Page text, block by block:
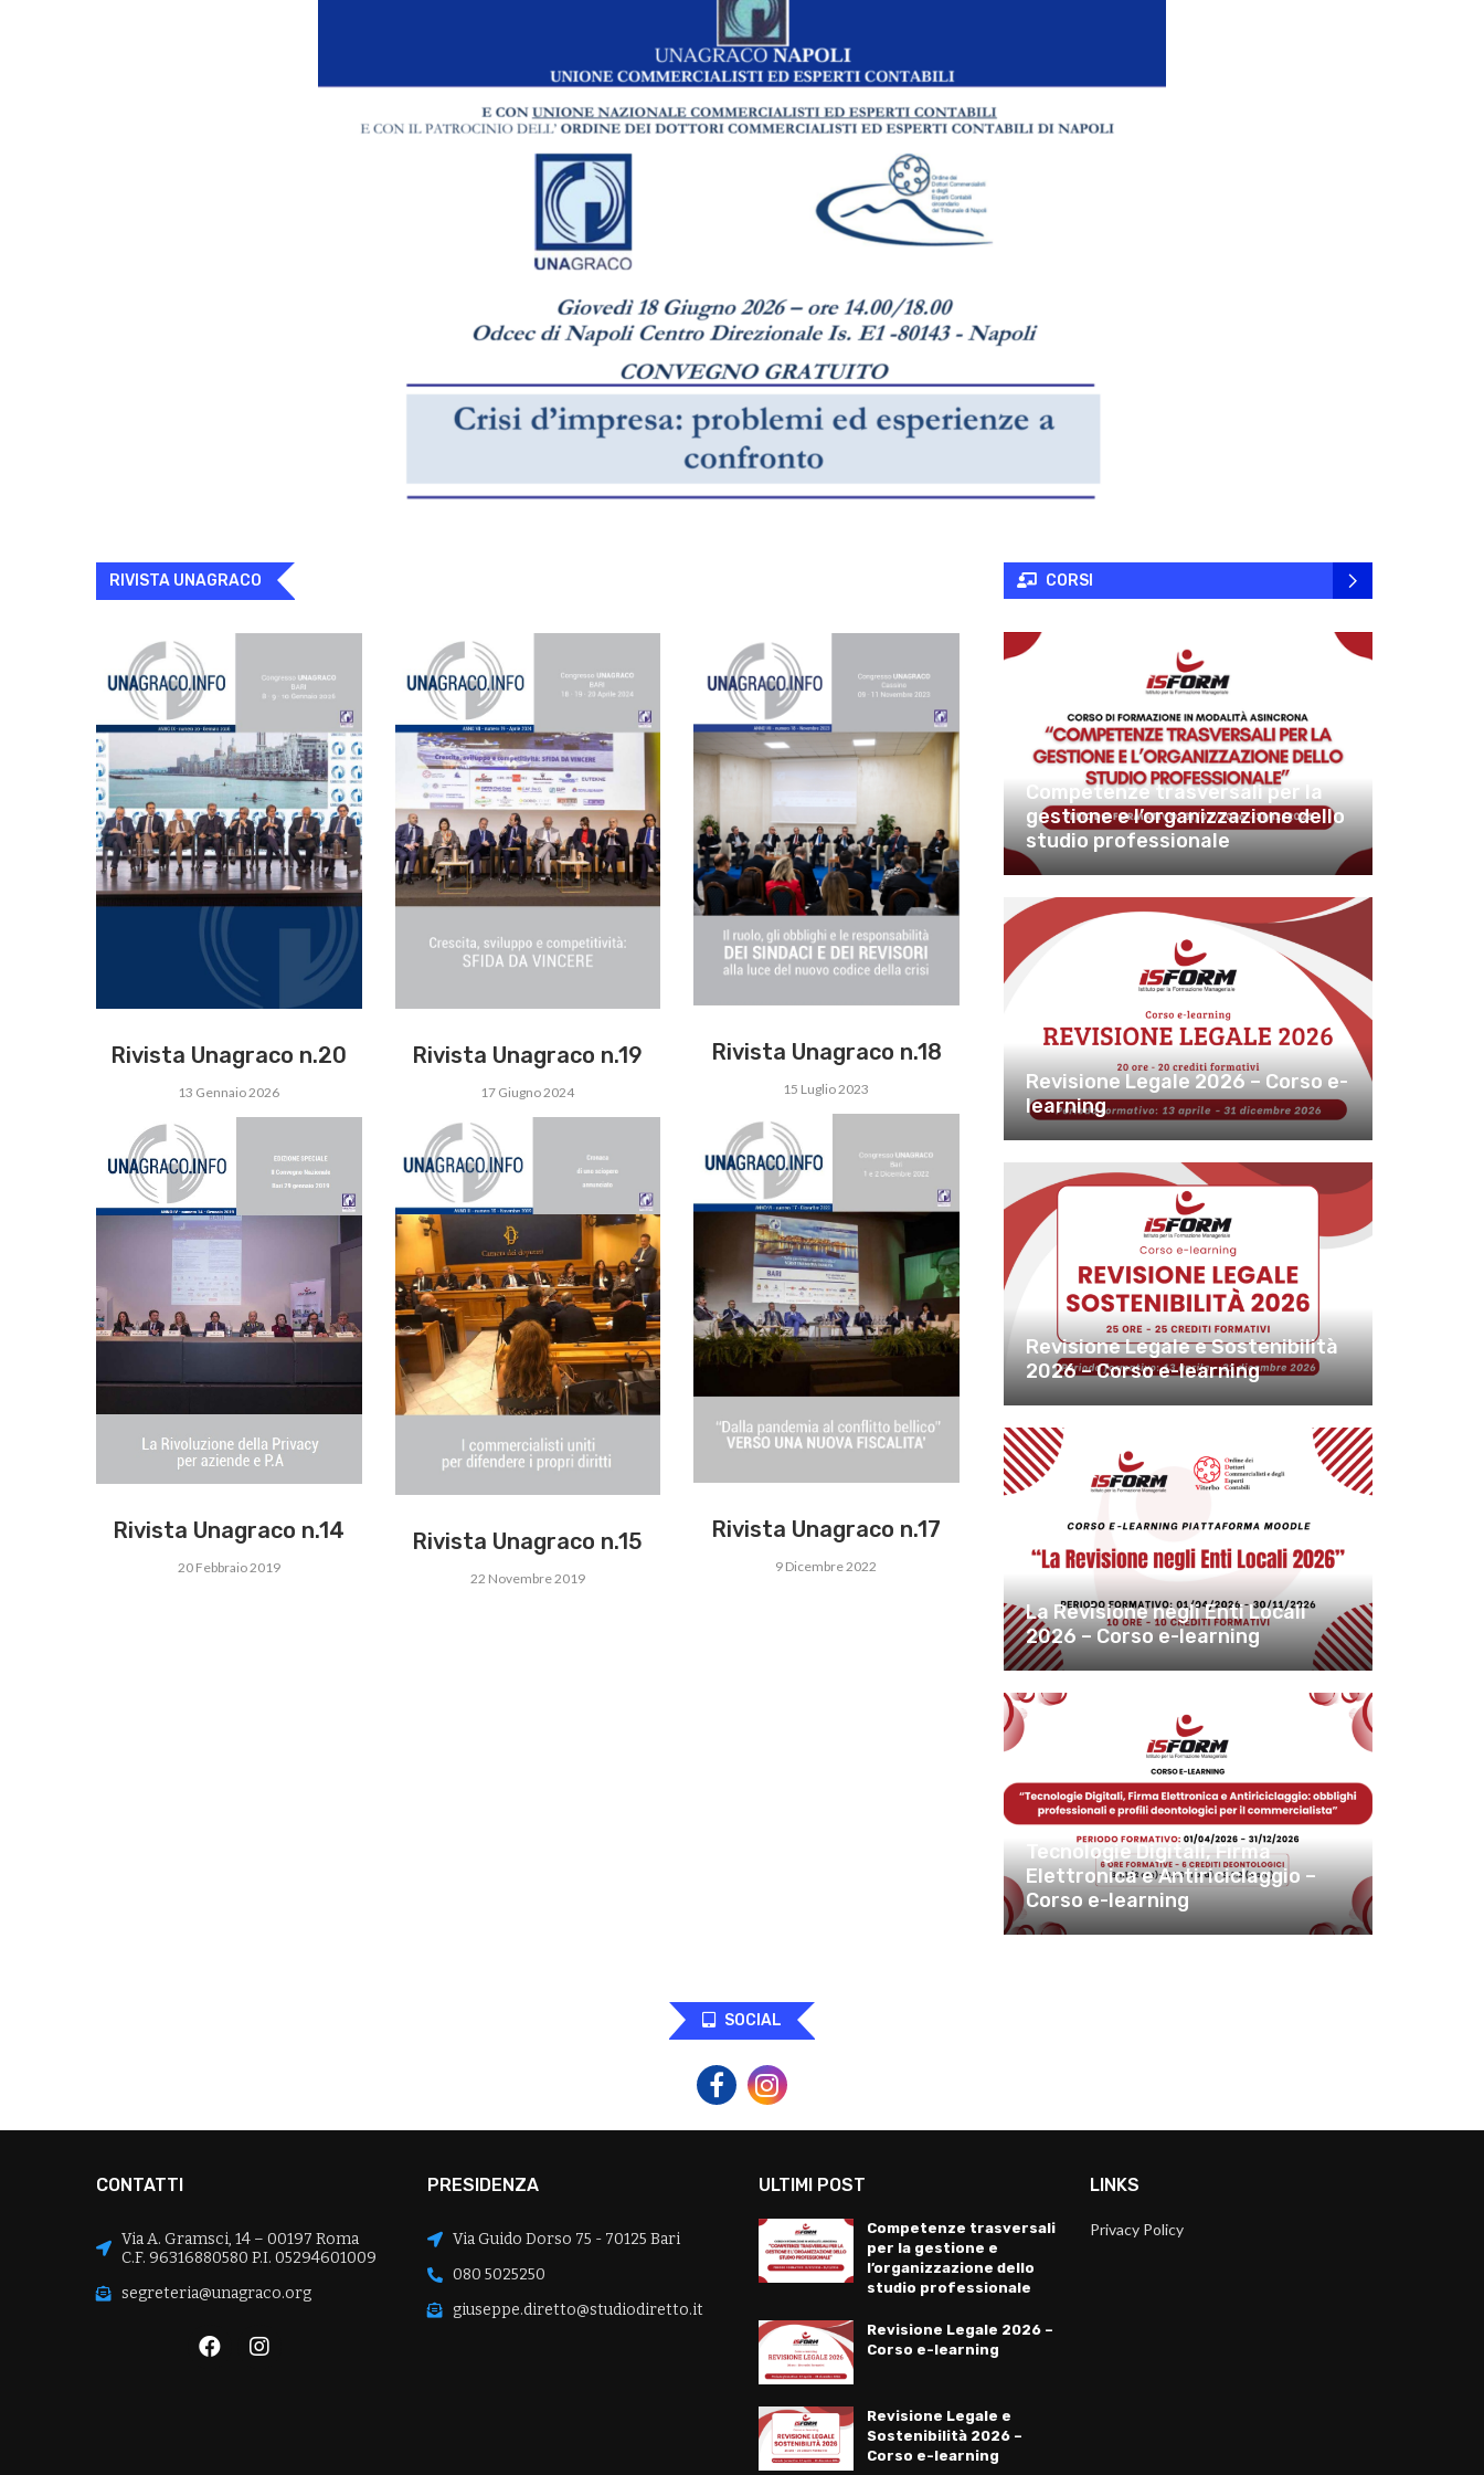
RIVISTA UNAGRACO
Rivista Unagraco n.20
13 Gennaio 2026
Rivista Unagraco n.19
17 Giugno 2024
Rivista Unagraco n.18
15 Luglio 2023
Rivista Unagraco n.17
9 Dicembre 2022
Rivista Unagraco n.15
22 Novembre 2019
Rivista Unagraco n.14
20 Febbraio 2019
CORSI
Competenze trasversali per la
gestione e l’organizzazione dello
studio professionale
Revisione Legale 2026 – Corso e-
learning
Revisione Legale e Sostenibilità
2026 – Corso e-learning
La Revisione negli Enti Locali
2026 – Corso e-learning
Tecnologie Digitali, Firma
Elettronica e Antiriciclaggio –
Corso e-learning
SOCIAL
CONTATTI
Via A. Gramsci, 14 – 00197 Roma
C.F. 96316880580 P.I. 05294601009
segreteria@unagraco.org
PRESIDENZA
Via Guido Dorso 75 - 70125 Bari
080 5025250
giuseppe.diretto@studiodiretto.it
ULTIMI POST
Competenze trasversali
per la gestione e
l’organizzazione dello
studio professionale
Revisione Legale 2026 –
Corso e-learning
Revisione Legale e
Sostenibilità 2026 –
Corso e-learning
LINKS
Privacy Policy